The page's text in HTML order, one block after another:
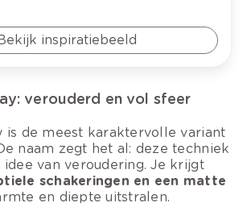
inspiratiebeeld
verouderd en vol sfeer
is de meest karaktervolle variant
naam zegt het al: deze techniek
van veroudering. Je krijgt
schakeringen en een matte
en diepte uitstralen.